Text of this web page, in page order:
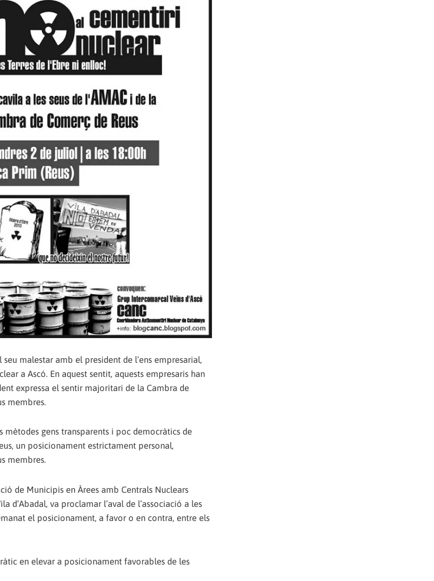
malestar amb el president de l’ens empresarial,
a Ascó. En aquest sentit, aquests empresaris han
expressa el sentir majoritari de la Cambra de
membres.
mètodes gens transparents i poc democràtics de
un posicionament estrictament personal,
membres.
de Municipis en Àrees amb Centrals Nuclears
d’Abadal, va proclamar l’aval de l’associació a les
el posicionament, a favor o en contra, entre els
en elevar a posicionament favorables de les